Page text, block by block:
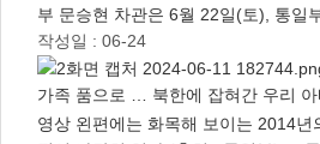
부 문승현 차관은 6월 22일(토), 통일
작성일 : 06-24
가족 품으로 … 북한에 잡혀간 우리
영상 왼편에는 화목해 보이는 2014